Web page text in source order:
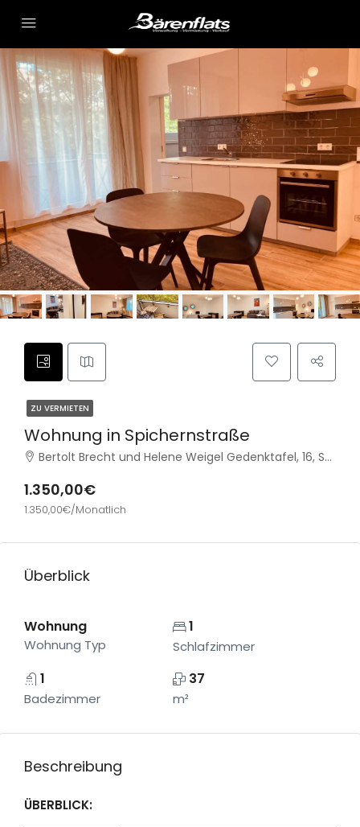
ZU VERMIETEN
Wohnung in Spichernstraße
Bertolt Brecht und Helene Weigel Gedenktafel, 16, Spichernstraße, Wilmersdorf, Charlottenburg-Wilmersdorf, Berlin, 10777, Deutschland
1.350,00€
1.350,00€/Monatlich
Überblick
Wohnung
Wohnung Typ
1
Schlafzimmer
1
Badezimmer
37
m²
Beschreibung
ÜBERBLICK: